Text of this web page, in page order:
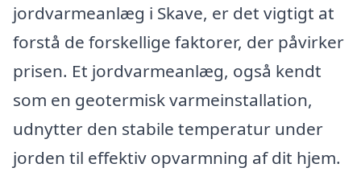
jordvarmeanlæg i Skave, er det vigtigt at
forstå de forskellige faktorer, der påvirker
prisen. Et jordvarmeanlæg, også kendt
som en geotermisk varmeinstallation,
udnytter den stabile temperatur under
jorden til effektiv opvarmning af dit hjem.